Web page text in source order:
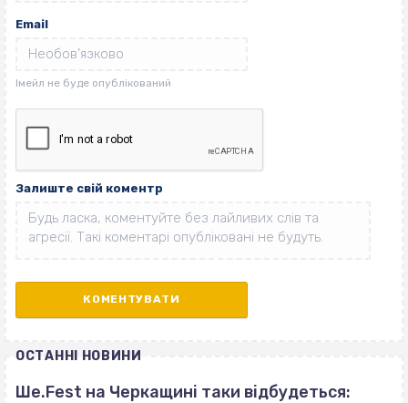
Email
Залиште свій коментр
ОСТАННІ НОВИНИ
Ше.Fest на Черкащині таки відбудеться: